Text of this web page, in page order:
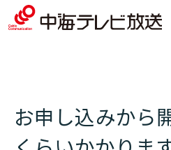
お申し込みから